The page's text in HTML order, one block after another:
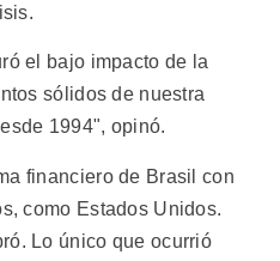
el bajo impacto de la
sólidos de nuestra
1994", opinó.
financiero de Brasil con
como Estados Unidos.
Lo único que ocurrió